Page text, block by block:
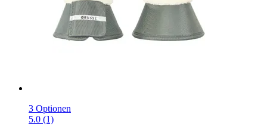
3 Optionen
5.0 (1)